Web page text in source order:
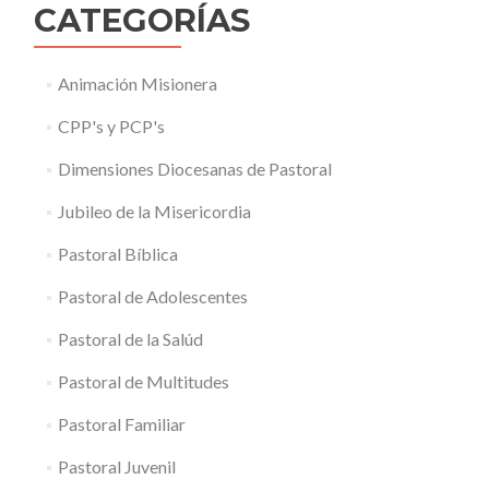
CATEGORÍAS
Animación Misionera
CPP's y PCP's
Dimensiones Diocesanas de Pastoral
Jubileo de la Misericordia
Pastoral Bíblica
Pastoral de Adolescentes
Pastoral de la Salúd
Pastoral de Multitudes
Pastoral Familiar
Pastoral Juvenil